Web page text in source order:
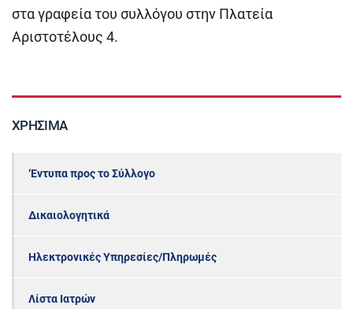
στα γραφεία του συλλόγου στην Πλατεία
Αριστοτέλους 4.
ΧΡΉΣΙΜΑ
‘Εντυπα προς το Σύλλογο
Δικαιολογητικά
Ηλεκτρονικές Υπηρεσίες/Πληρωμές
Λίστα Ιατρών